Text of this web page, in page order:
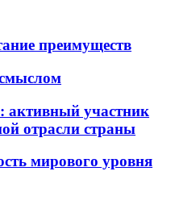
преимуществ
активный участник
отрасли страны
мирового уровня